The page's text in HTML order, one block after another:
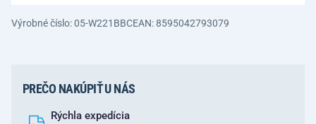
Výrobné číslo: 05-W221BBCEAN: 8595042793079
PREČO NAKÚPIŤ U NÁS
Rýchla expedícia